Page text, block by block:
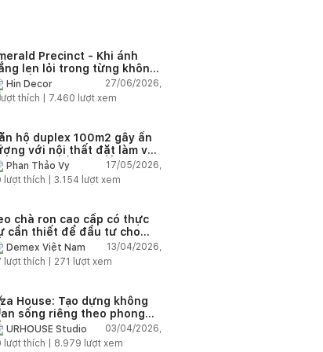
Precinct - Khi ánh
len lỏi trong từng không
sống
Hin Decor
27/06/2026,
thích | 7.460 lượt xem
hộ duplex 100m2 gây ấn
với nội thất đặt làm và
gian sống chuẩn gia
trẻ
Phan Thảo Vy
17/05/2026,
lượt thích | 3.154 lượt xem
chà ron cao cấp có thực
cần thiết để đầu tư cho
ở dân dụng?
Demex Việt Nam
13/04/2026,
lượt thích | 271 lượt xem
House: Tạo dựng không
sống riêng theo phong
quiet luxury
URHOUSE Studio
03/04/2026,
lượt thích | 8.979 lượt xem